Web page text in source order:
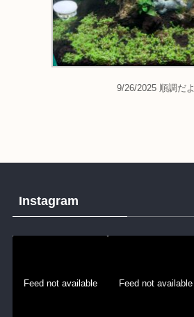
9/26/2025 順調だよ
Instagram
Feed not available Feed not available